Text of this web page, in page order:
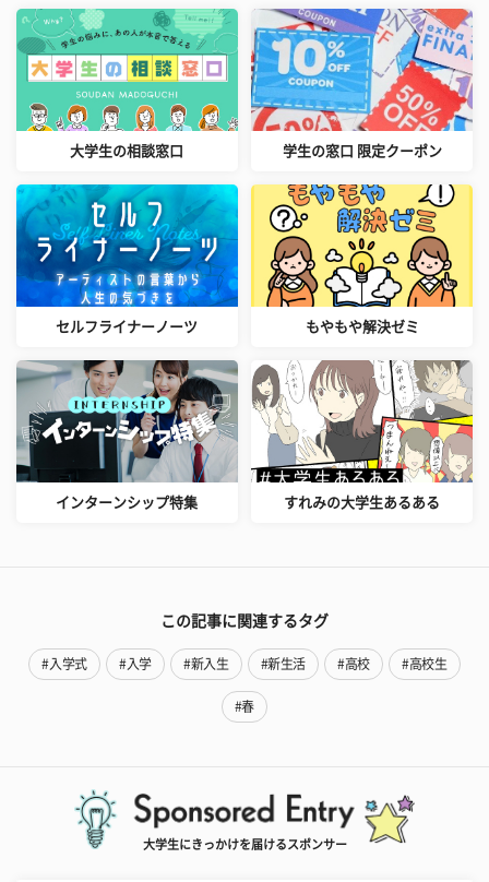
大学生の相談窓口 学生の窓口 限定クーポン
セルフライナーノーツ もやもや解決ゼミ
インターンシップ特集 すれみの大学生あるある
この記事に関連するタグ
#入学式 #入学 #新入生 #新生活 #高校 #高校生
#春
大学生にきっかけを届けるスポンサー